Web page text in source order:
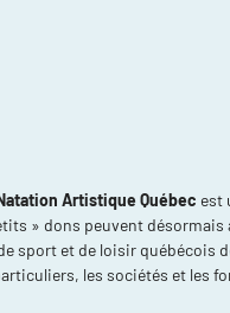
Artistique Québec est
» dons peuvent
sport et de loisir québécois
les sociétés et les